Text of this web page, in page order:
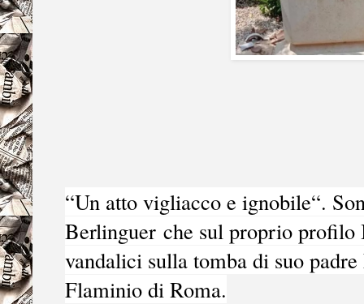
“Un atto vigliacco e ignobile“.
Berlinguer che sul proprio profilo
vandalici sulla tomba di suo
Flaminio di Roma.